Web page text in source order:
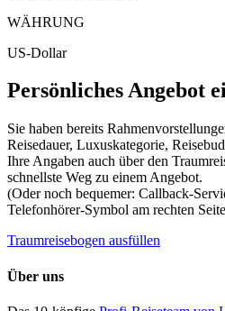
WÄHRUNG
US-Dollar
Persönliches Angebot
Sie haben bereits
Reisedauer, Luxuskategorie,
Ihre Angaben auch über den
schnellste Weg zu einem Angebot.
(Oder noch bequemer: Callback-
Telefonhörer-Symbol am rechten
Traumreisebogen ausfüllen
Über uns